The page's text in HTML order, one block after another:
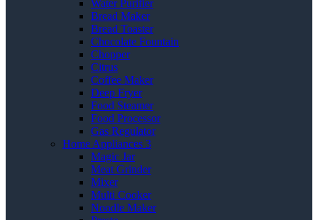
Water Purifier
Bread Maker
Bread Toaster
Chocolate Fountain
Chopper
Citrus
Coffee Maker
Deep Fryer
Food Steamer
Food Processor
Gas Regulator
Home Appliances 3
Magic Jar
Meat Grinder
Mixer
Multi Cooker
Noodle Maker